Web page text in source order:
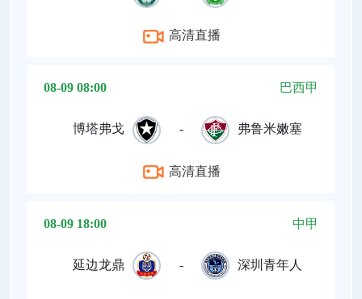
高清直播
08-09 08:00 巴西甲
博塔弗戈 - 弗鲁米嫩塞
高清直播
08-09 18:00 中甲
延边龙鼎 - 深圳青年人